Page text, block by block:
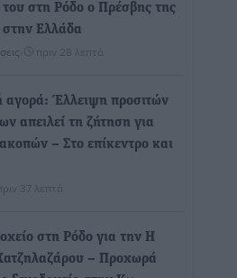
στη Ρόδο ο Πρέσβης της
στην Ελλάδα
πριν 28 λεπτά
αγορά: Έλλειψη προσιτών
απειλεί τη ζήτηση για
– Στο επίκεντρο και
37 λεπτά
στη Ρόδο για την H
– Προχωρά